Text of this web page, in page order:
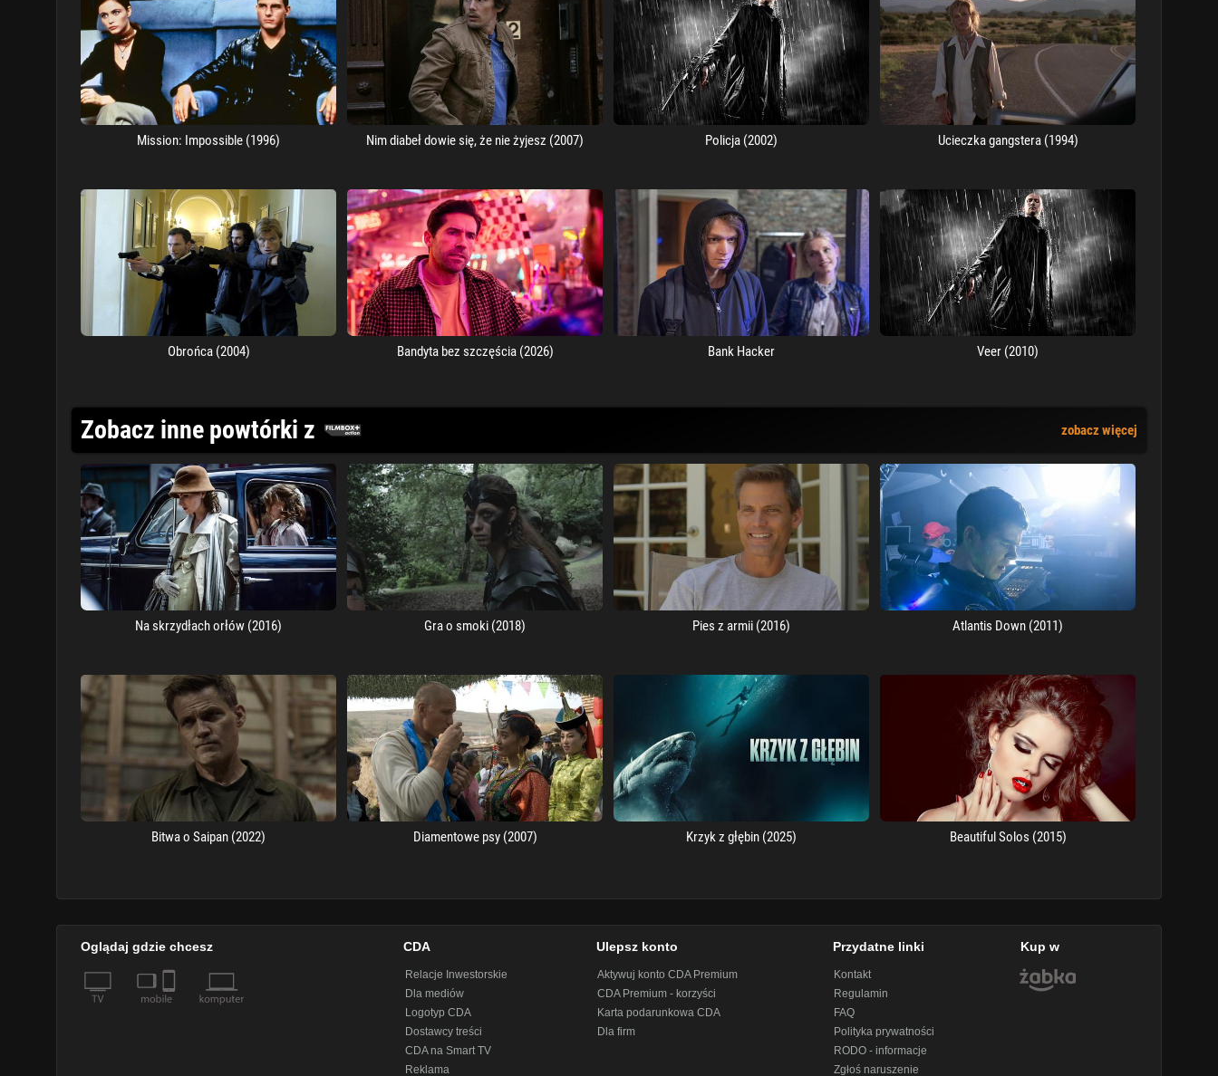
Mission: Impossible (1996) Nim diabeł dowie się, że nie żyjesz (2007) Policja (2002) Ucieczka gangstera (1994)
Obrońca (2004) Bandyta bez szczęścia (2026) Bank Hacker Veer (2010)
Zobacz inne powtórki z zobacz więcej
Na skrzydłach orłów (2016) Gra o smoki (2018) Pies z armii (2016) Atlantis Down (2011)
Bitwa o Saipan (2022) Diamentowe psy (2007) Krzyk z głębin (2025) Beautiful Solos (2015)
Oglądaj gdzie chcesz CDA
Relacje Inwestorskie
Dla mediów
Logotyp CDA
Dostawcy treści
CDA na Smart TV
Reklama
Ulepsz konto
Aktywuj konto CDA Premium
CDA Premium - korzyści
Karta podarunkowa CDA
Dla firm
Przydatne linki
Kontakt
Regulamin
FAQ
Polityka prywatności
RODO - informacje
Zgłoś naruszenie
Kup w